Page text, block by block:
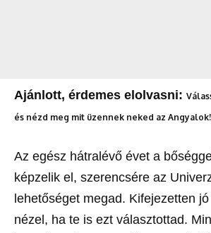
Ajánlott, érdemes elolvasni:
és nézd meg mit üzennek neked az Angyalok!
Az egész hátralévő évet a
képzelik el, szerencsére az
lehetőséget megad. Kifejezetten
nézel, ha te is ezt választottad.